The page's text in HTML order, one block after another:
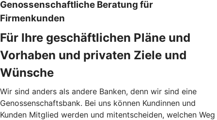
Genossenschaftliche Beratung für
Firmenkunden
Für Ihre geschäftlichen Pläne und
Vorhaben und privaten Ziele und
Wünsche
Wir sind anders als andere Banken, denn wir sind eine
Genossenschaftsbank. Bei uns können Kundinnen und
Kunden Mitglied werden und mitentscheiden, welchen Weg